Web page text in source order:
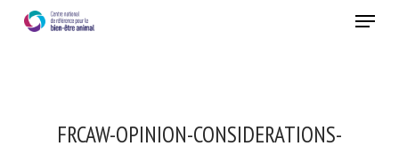
Menu
FRCAW-OPINION-CONSIDERATIONS-